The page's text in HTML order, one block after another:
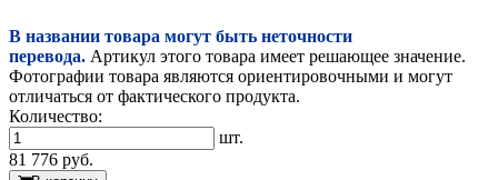
В названии товара могут быть неточности
перевода. Артикул этого товара имеет решающее значение.
Фотографии товара являются ориентировочными и могут
отличаться от фактического продукта.
Количество:
шт.
81 776 руб.